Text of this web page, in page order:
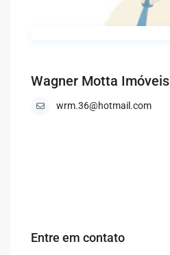
Wagner Motta Imóveis
wrm.36@hotmail.com
Entre em contato